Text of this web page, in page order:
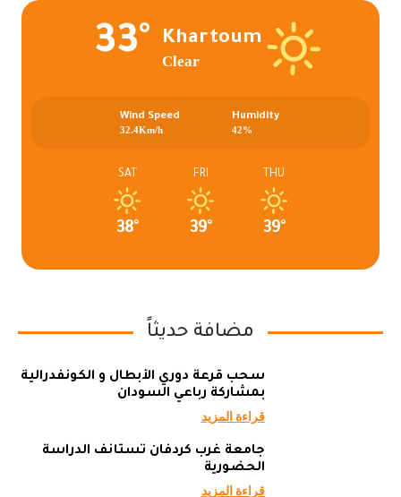
Khartoum
Clear
33°
Humidity
42%
Wind Speed
32.4Km/h
THU
39°
FRI
39°
SAT
38°
مضافة حديثاً
سحب قرعة دوري الأبطال و الكونفدرالية
بمشاركة رباعي السودان
قراءة المزيد
جامعة غرب كردفان تستأنف الدراسة
الحضورية
قراءة المزيد